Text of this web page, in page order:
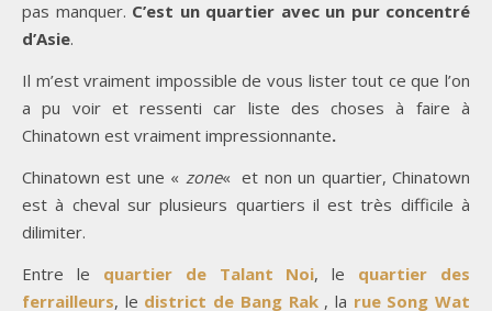
pas manquer. C’est un quartier avec un pur concentré
d’Asie.
Il m’est vraiment impossible de vous lister tout ce que l’on
a pu voir et ressenti car liste des choses à faire à
Chinatown est vraiment impressionnante.
Chinatown est une « zone« et non un quartier, Chinatown
est à cheval sur plusieurs quartiers il est très difficile à
dilimiter.
Entre le quartier de Talant Noi, le quartier des
ferrailleurs, le district de Bang Rak , la rue Song Wat